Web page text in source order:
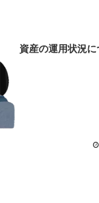
資産の運用状況に